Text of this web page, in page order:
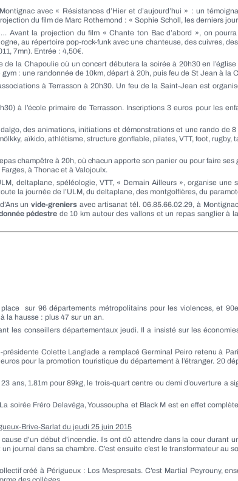
avec « Résistances d’Hier et d’aujourd’hui » : un
du film de Marc Rothemond : « Sophie Scholl, les derniers
Avant la projection du film « Chante ton Bac d’abord », on
au répertoire pop-rock-funk avec une chanteuse, des cuivres,
7mn). Entrée : 4,50€.
la Chapoulie où un concert débutera la soirée à 20h30 en
: une randonnée de 10km, départ à 20h, puis feu de St Jean à la
à Terrasson à 20h30. Un feu de la Saint-Jean est
à l’école primaire de Terrasson. Inscriptions 3 euros pour les
des animations, initiations et démonstrations et une rando de
aïkido, athlétisme, structure gonflable, pilates, VTT, foot, rugby,
champêtre à 20h, où chacun apporte son panier ou pour faire ses
à Thonac et à Valojoulx.
deltaplane, spéléologie, VTT, « Demain Ailleurs », organise
la journée de l’ULM, du deltaplane, des montgolfières, du
unvide-greniers avec artisanat tél. 06.85.66.02.29, à
pédestrede 10 km autour des vallons et un repas sanglier à
sur 96 départements métropolitains pour les violences, et
la hausse : plus 47 sur un an.
les conseillers départementaux jeudi. Il a insisté sur les
Colette Langlade a remplacé Germinal Peiro retenu à
pour la promotion touristique du département à l’étranger. 20
ans, 1.81m pour 89kg, le trois-quart centre ou demi d’ouverture a
soirée Fréro Delavéga, Youssoupha et Black M est en effet
Brive-Sarlat du jeudi 25 juin 2015
cause d’un début d’incendie. Ils ont dû attendre dans la cour durant
journal dans sa chambre. C’est ensuite c’est le transformateur au
créé à Périgueux : Los Mespresats. C’est Martial Peyrouny,